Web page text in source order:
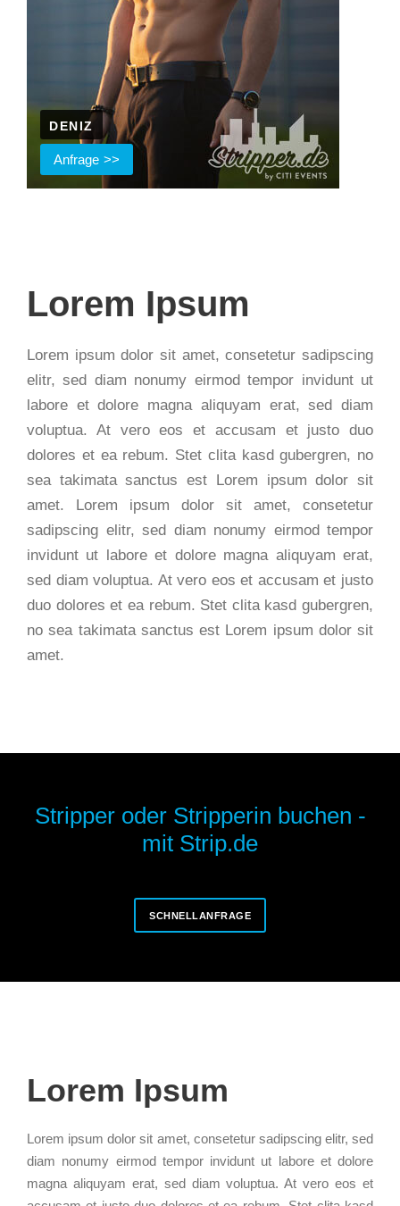
DENIZ
Anfrage
Lorem Ipsum
Lorem ipsum dolor sit amet, consetetur sadipscing
elitr, sed diam nonumy eirmod tempor invidunt ut
labore et dolore magna aliquyam erat, sed diam
voluptua. At vero eos et accusam et justo duo
dolores et ea rebum. Stet clita kasd gubergren, no
sea takimata sanctus est Lorem ipsum dolor sit
amet. Lorem ipsum dolor sit amet, consetetur
sadipscing elitr, sed diam nonumy eirmod tempor
invidunt ut labore et dolore magna aliquyam erat,
sed diam voluptua. At vero eos et accusam et justo
duo dolores et ea rebum. Stet clita kasd gubergren,
no sea takimata sanctus est Lorem ipsum dolor sit
amet.
Stripper oder Stripperin buchen -
mit Strip.de
SCHNELLANFRAGE
Lorem Ipsum
Lorem ipsum dolor sit amet, consetetur sadipscing elitr, sed
diam nonumy eirmod tempor invidunt ut labore et dolore
magna aliquyam erat, sed diam voluptua. At vero eos et